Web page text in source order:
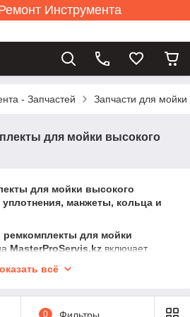
Инструмента
- Запчастей Запчасти для
для мойки высокого
для мойки высокого
манжеты, кольца и
ремкомплекты для мойки
MasterProServis.kz включает
ремонтные комплекты для
герметичность узлов высокого
всё
0 Фильтры